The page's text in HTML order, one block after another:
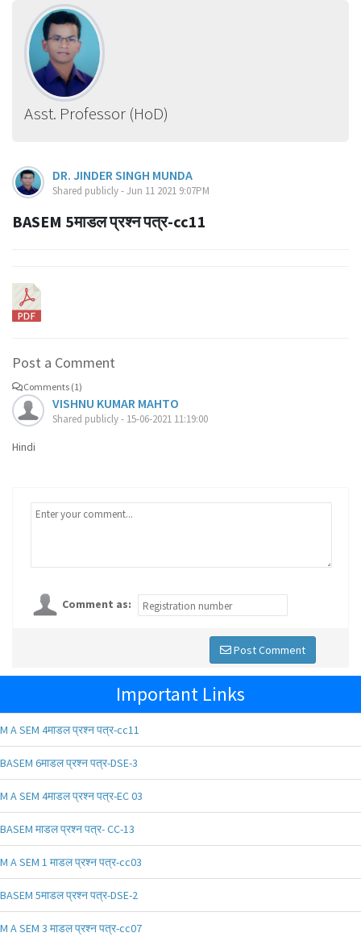
Asst. Professor (HoD)
DR. JINDER SINGH MUNDA
Shared publicly - Jun 11 2021 9:07PM
BASEM 5माडल प्रश्न पत्र-cc11
Post a Comment
Comments (1)
VISHNU KUMAR MAHTO
Shared publicly - 15-06-2021 11:19:00
Hindi
Comment as:
Post Comment
Important Links
M A SEM 4माडल प्रश्न पत्र-cc11
BASEM 6माडल प्रश्न पत्र-DSE-3
M A SEM 4माडल प्रश्न पत्र-EC 03
BASEM माडल प्रश्न पत्र- CC-13
M A SEM 1 माडल प्रश्न पत्र-cc03
BASEM 5माडल प्रश्न पत्र-DSE-2
M A SEM 3 माडल प्रश्न पत्र-cc07